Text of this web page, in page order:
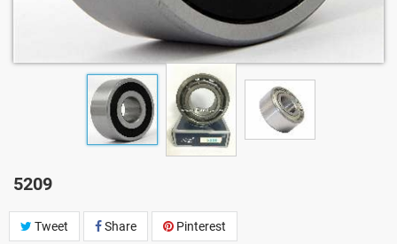
5209
Tweet Share Pinterest